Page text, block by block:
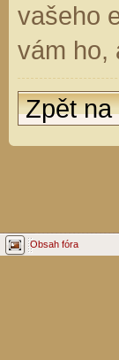
vašeho
vám ho,
Zpět
Obsah fóra